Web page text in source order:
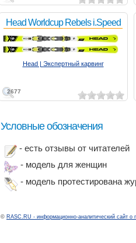
2677
Head Worldcup Rebels i.Speed
Head | Экспертный карвинг
Условные обозначения
- есть отзывы от читателей
- модель для женщин
- модель протестирована
© RASC.RU - информационно-аналитический сайт о